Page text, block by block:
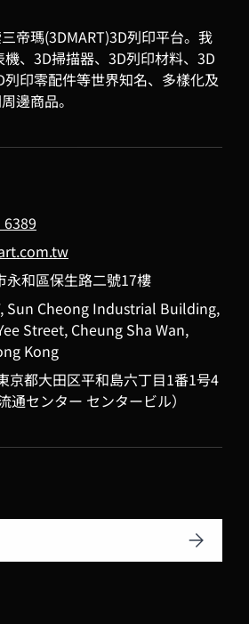
帝瑪(3DMART)3D列印平台。我
、3D掃描器、3D列印材料、3D
印零配件等世界知名、多樣化及
邊商品。
6389
永和區保生路二號17樓
Sun Cheong Industrial Building,
Street, Cheung Sha Wan,
Kong
京都大田区平和島六丁目1番1号4
通センター センタービル）
訂閱